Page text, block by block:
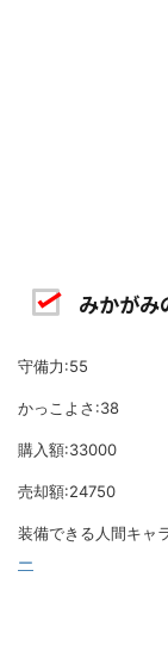
みかがみ
守備力:55
かっこよさ:38
購入額:33000
売却額:24750
装備できる人間キャ
ー